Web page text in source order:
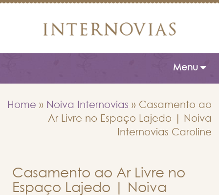
Toggle
Menu
Home » Noiva Internovias » Casamento ao
Ar Livre no Espaço Lajedo | Noiva
Internovias Caroline
Casamento ao Ar Livre no
Espaço Lajedo | Noiva